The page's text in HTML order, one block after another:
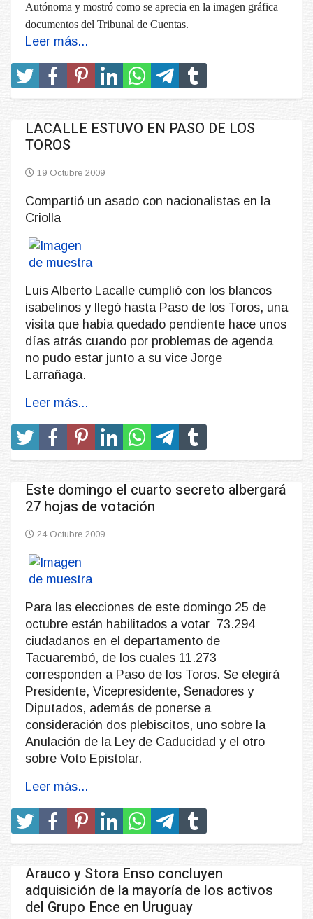
Autónoma y mostró como se aprecia en la imagen gráfica
documentos del Tribunal de Cuentas.
Leer más...
LACALLE ESTUVO EN PASO DE LOS
TOROS
19 Octubre 2009
Compartió un asado con nacionalistas en la
Criolla
Luis Alberto Lacalle cumplió con los blancos
isabelinos y llegó hasta Paso de los Toros, una
visita que habia quedado pendiente hace unos
días atrás cuando por problemas de agenda
no pudo estar junto a su vice Jorge
Larrañaga.
Leer más...
Este domingo el cuarto secreto albergará
27 hojas de votación
24 Octubre 2009
Para las elecciones de este domingo 25 de
octubre están habilitados a votar 73.294
ciudadanos en el departamento de
Tacuarembó, de los cuales 11.273
corresponden a Paso de los Toros. Se elegirá
Presidente, Vicepresidente, Senadores y
Diputados, además de ponerse a
consideración dos plebiscitos, uno sobre la
Anulación de la Ley de Caducidad y el otro
sobre Voto Epistolar.
Leer más...
Arauco y Stora Enso concluyen
adquisición de la mayoría de los activos
del Grupo Ence en Uruguay